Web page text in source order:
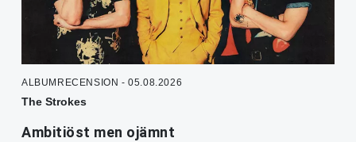
ALBUMRECENSION - 05.08.2026
The Strokes
Ambitiöst men ojämnt